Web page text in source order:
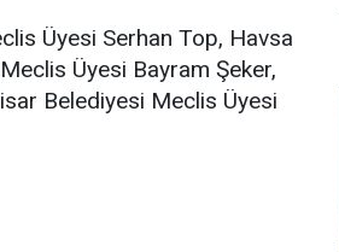
Üyesi Serhan Top, Havsa
Üyesi Bayram Şeker,
Belediyesi Meclis Üyesi